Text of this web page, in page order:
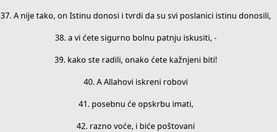
37. A nije tako, on Istinu donosi i tvrdi da su svi poslanici istinu donosili,
38. a vi ćete sigurno bolnu patnju iskusiti, -
39. kako ste radili, onako ćete kažnjeni biti!
40. A Allahovi iskreni robovi
41. posebnu će opskrbu imati,
42. razno voće, i biće poštovani